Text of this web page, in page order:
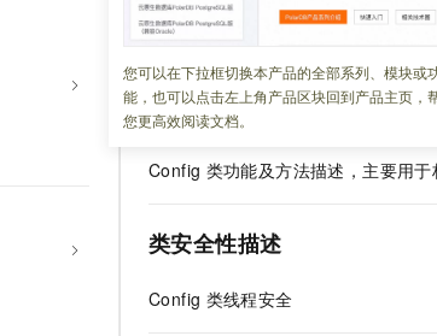
您可以在下拉框切换本产品的全部系列、模块或
能，也可以点击左上角产品区块回到产品主页，
您更高效阅读文档。
更新时间：2025-05-22 08:25:41
功能简介
Config 类功能及方法描述，主要用于
类安全性描述
Config 类线程安全
无影云电脑
随时随地安全接入的云上超级电脑
云解析DNS
云原生大数据计算服务 MaxCompute
HappyHorse 打造一站式影视创作平台
快速拥有专属 OpenClaw
工单服务
短信专区